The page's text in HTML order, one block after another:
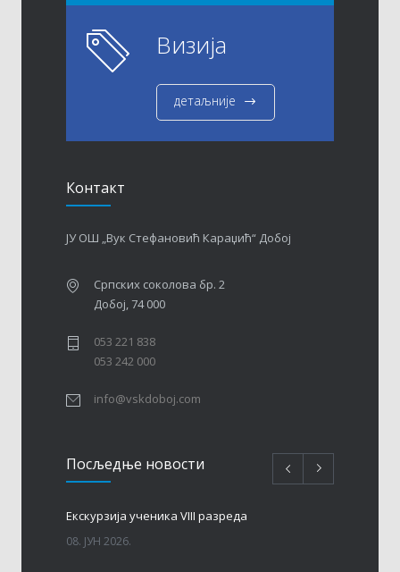
Визија
детаљније
Контакт
ЈУ ОШ „Вук Стефановић Караџић“ Добој
Српских соколова бр. 2
Добој, 74 000
053 221 838
053 242 000
info@vskdoboj.com
Посљедњe новости
Eкскурзија ученика VIII разреда
08. ЈУН 2026.